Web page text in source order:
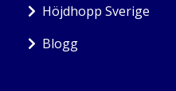
Höjdhopp Sverige
Blogg